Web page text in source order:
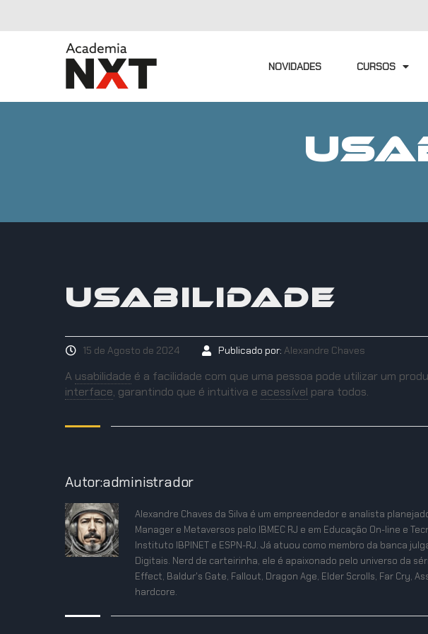
NOVIDADES CURSOS
USABILIDADE
15 de Agosto de 2024 Publicado por: Alexandre Chaves
A usabilidade é a facilidade com que uma pessoa pode utilizar um
interface, garantindo que é intuitiva e acessível para todos.
Autor:administrador
Alexandre Chaves da Silva é um empreendedor e analista
Manager e Metaversos pelo IBMEC RJ e em Educação On-line e
Instituto IBPINET e ESPN-RJ. Já atuou como membro da banca
Digitais. Nerd de carteirinha, ele é apaixonado pelo universo da
Effect, Baldur's Gate, Fallout, Dragon Age, Elder Scrolls, Far Cry,
hardcore.